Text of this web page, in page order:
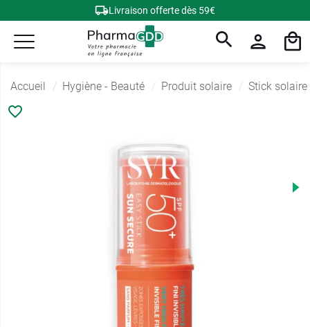
Livraison offerte dès 59€
Accueil Hygiène - Beauté Produit solaire Stick solaire